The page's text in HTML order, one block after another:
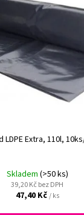
LDPE Extra, 110l,
Skladem (>50 ks)
39,20 Kč bez DPH
47,40 Kč/ ks